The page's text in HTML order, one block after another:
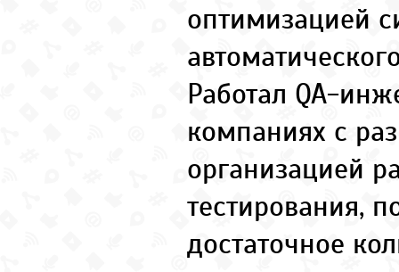
оптимизацией
Работал QA-
компаниях с
организацией
тестирования,
достаточное